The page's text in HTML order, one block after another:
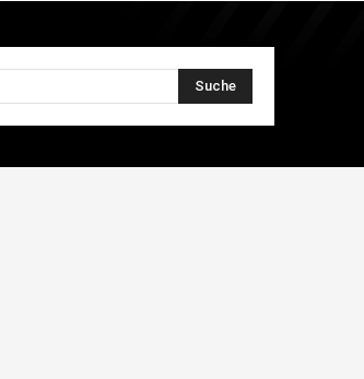
Suche